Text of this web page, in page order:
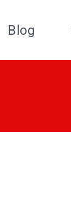
Blog